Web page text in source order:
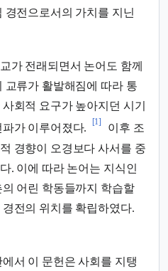
경전으로서의 가치를 지닌
가 전래되면서 논어도 함께
교류가 활발해짐에 따라 통
회적 요구가 높아지던 시기
가 이루어졌다.
[1]
이후 조
경향이 오경보다 사서를 중
. 이에 따라 논어는 지식인
어린 학동들까지 학습할
전의 위치를 확립하였다.
서 이 문헌은 사회를 지탱